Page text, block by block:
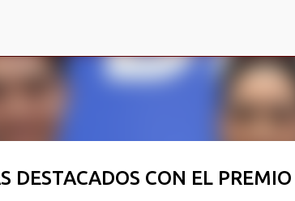
DESTACADOS CON EL PREMIO